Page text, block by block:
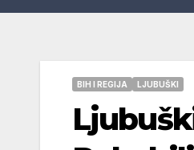
BIH I REGIJA LJUBUŠKI